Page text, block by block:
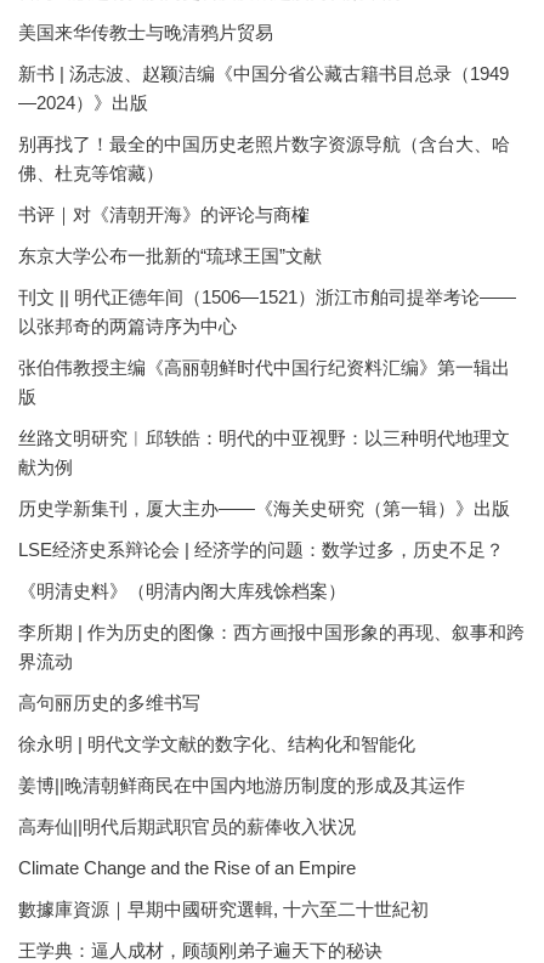
美国来华传教士与晚清鸦片贸易
新书 | 汤志波、赵颖洁编《中国分省公藏古籍书目总录（1949
—2024）》出版
别再找了！最全的中国历史老照片数字资源导航（含台大、哈
佛、杜克等馆藏）
书评｜对《清朝开海》的评论与商榷
东京大学公布一批新的“琉球王国”文献
刊文 || 明代正德年间（1506—1521）浙江市舶司提举考论——
以张邦奇的两篇诗序为中心
张伯伟教授主编《高丽朝鲜时代中国行纪资料汇编》第一辑出
版
丝路文明研究︱邱轶皓：明代的中亚视野：以三种明代地理文
献为例
历史学新集刊，厦大主办——《海关史研究（第一辑）》出版
LSE经济史系辩论会 | 经济学的问题：数学过多，历史不足？
《明清史料》（明清内阁大库残馀档案）
李所期 | 作为历史的图像：西方画报中国形象的再现、叙事和跨
界流动
高句丽历史的多维书写
徐永明 | 明代文学文献的数字化、结构化和智能化
姜博||晚清朝鲜商民在中国内地游历制度的形成及其运作
高寿仙||明代后期武职官员的薪俸收入状况
Climate Change and the Rise of an Empire
數據庫資源｜早期中國研究選輯, 十六至二十世紀初
王学典：逼人成材，顾颉刚弟子遍天下的秘诀